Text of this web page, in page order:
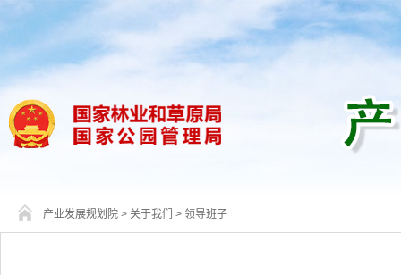
产业发展规划院 > 关于我们 > 领导班子